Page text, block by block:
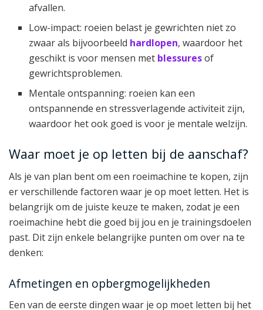
afvallen.
Low-impact: roeien belast je gewrichten niet zo
zwaar als bijvoorbeeld hardlopen, waardoor het
geschikt is voor mensen met blessuresof
gewrichtsproblemen.
Mentale ontspanning: roeien kan een
ontspannende en stressverlagende activiteit zijn,
waardoor het ook goed is voor je mentale welzijn.
Waar moet je op letten bij de aanschaf?
Als je van plan bent om een roeimachine te kopen, zijn
er verschillende factoren waar je op moet letten. Het is
belangrijk om de juiste keuze te maken, zodat je een
roeimachine hebt die goed bij jou en je trainingsdoelen
past. Dit zijn enkele belangrijke punten om over na te
denken:
Afmetingen en opbergmogelijkheden
Een van de eerste dingen waar je op moet letten bij het